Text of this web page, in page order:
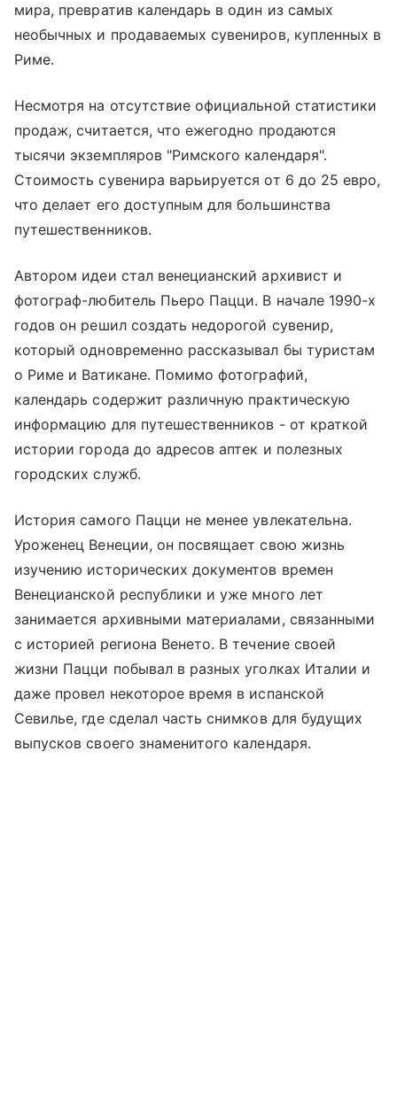
мира, превратив календарь в один из самых
необычных и продаваемых сувениров, купленных в
Риме.
Несмотря на отсутствие официальной статистики
продаж, считается, что ежегодно продаются
тысячи экземпляров "Римского календаря".
Стоимость сувенира варьируется от 6 до 25 евро,
что делает его доступным для большинства
путешественников.
Автором идеи стал венецианский архивист и
фотограф-любитель Пьеро Пацци. В начале 1990-х
годов он решил создать недорогой сувенир,
который одновременно рассказывал бы туристам
о Риме и Ватикане. Помимо фотографий,
календарь содержит различную практическую
информацию для путешественников - от краткой
истории города до адресов аптек и полезных
городских служб.
История самого Пацци не менее увлекательна.
Уроженец Венеции, он посвящает свою жизнь
изучению исторических документов времен
Венецианской республики и уже много лет
занимается архивными материалами, связанными
с историей региона Венето. В течение своей
жизни Пацци побывал в разных уголках Италии и
даже провел некоторое время в испанской
Севилье, где сделал часть снимков для будущих
выпусков своего знаменитого календаря.